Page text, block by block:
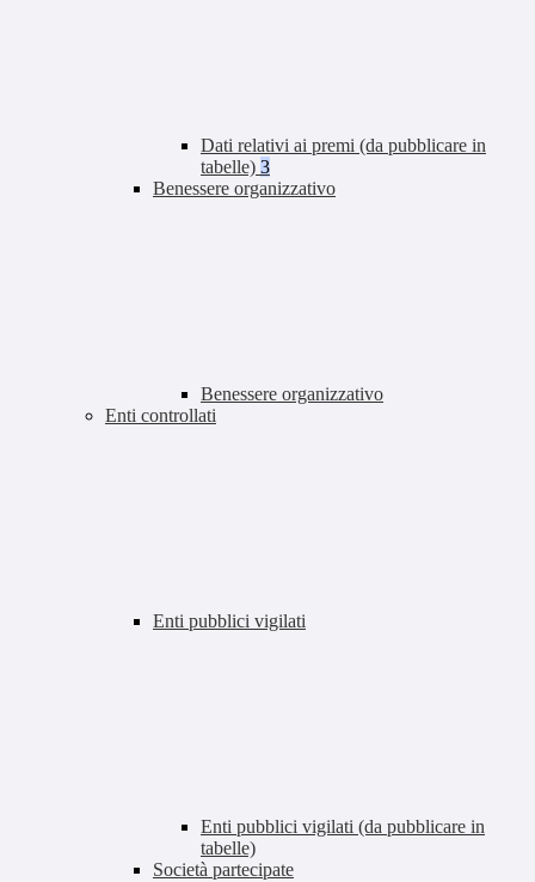
Dati relativi ai premi (da pubblicare in
tabelle) 3
Benessere organizzativo
Benessere organizzativo
Enti controllati
Enti pubblici vigilati
Enti pubblici vigilati (da pubblicare in
tabelle)
Società partecipate